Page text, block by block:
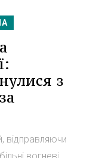
з
відправляючи